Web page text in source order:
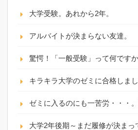
大学受験。あれから2年。
アルバイトが決まらない友達。
驚愕！「一般受験」って何です
キラキラ大学のゼミに合格しま
ゼミに入るのにも一苦労・・・
大学2年後期～まだ履修が決まっ